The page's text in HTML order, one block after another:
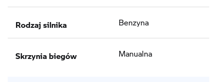
Rodzaj silnika Benzyna
Skrzynia biegów Manualna